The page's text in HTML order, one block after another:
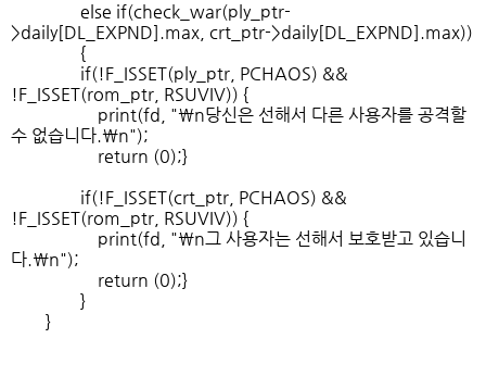
else if(check_war(ply_ptr-
>daily[DL_EXPND].max, crt_ptr->daily[DL_EXPND].max))
{
if(!F_ISSET(ply_ptr, PCHAOS) &&
!F_ISSET(rom_ptr, RSUVIV)) {
print(fd, "\n당신은 선해서 다른 사용자를 공격할
수 없습니다.\n");
return (0);}
if(!F_ISSET(crt_ptr, PCHAOS) &&
!F_ISSET(rom_ptr, RSUVIV)) {
print(fd, "\n그 사용자는 선해서 보호받고 있습니
다.\n");
return (0);}
}
}